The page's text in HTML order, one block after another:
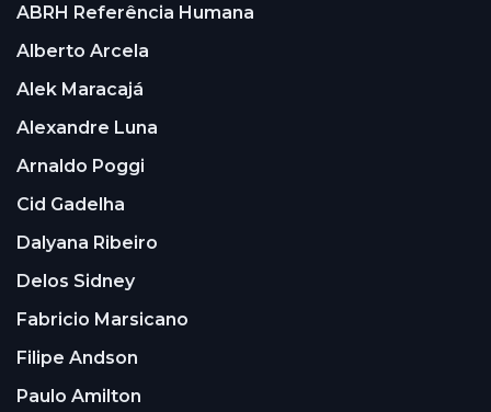
ABRH Referência Humana
Alberto Arcela
Alek Maracajá
Alexandre Luna
Arnaldo Poggi
Cid Gadelha
Dalyana Ribeiro
Delos Sidney
Fabricio Marsicano
Filipe Andson
Paulo Amilton